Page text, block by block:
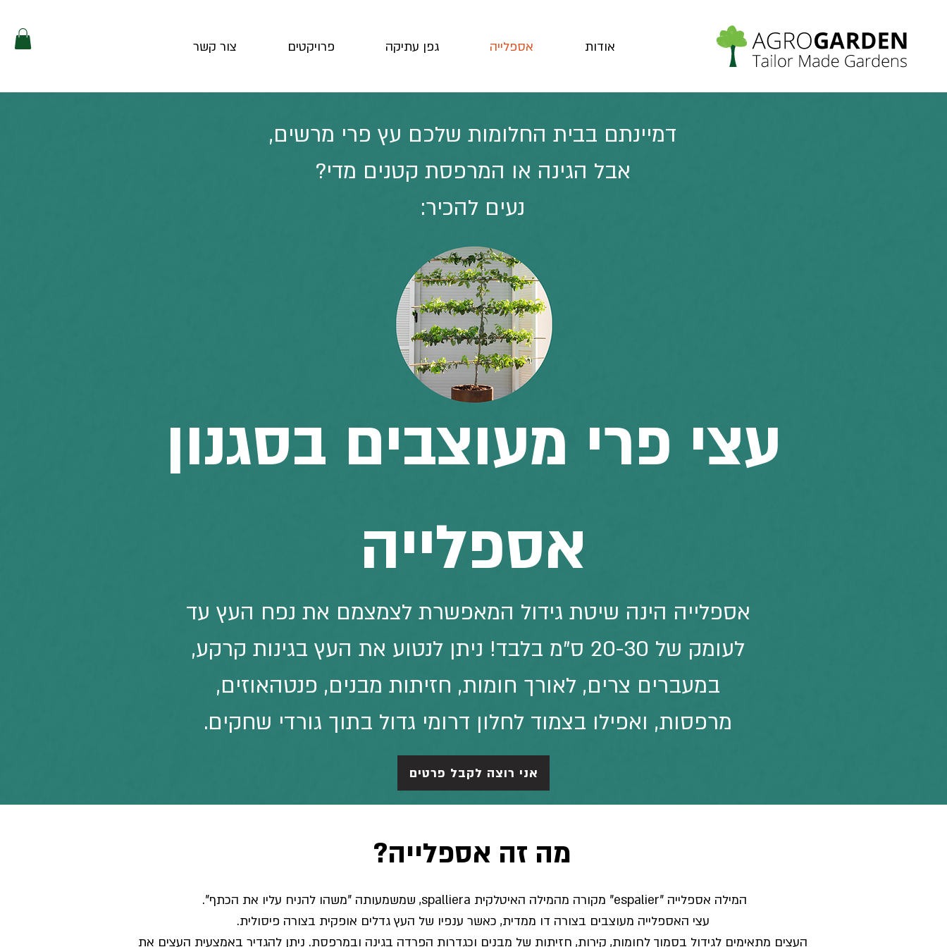
אודות אספלייה גפן עתיקה פרויקטים צור קשר
דמיינתם בבית החלומות שלכם עץ פרי מרשים,
אבל הגינה או המרפסת קטנים מדי?
נעים להכיר:
עצי פרי מעוצבים בסגנון
אספלייה
אספלייה הינה שיטת גידול המאפשרת לצמצמם את נפח העץ עד
לעומק של 20-30 ס"מ בלבד! ניתן לנטוע את העץ בגינות קרקע,
במעברים צרים, לאורך חומות, חזיתות מבנים, פנטהאוזים,
מרפסות, ואפילו בצמוד לחלון דרומי גדול בתוך גורדי שחקים.
אני רוצה לקבל פרטים
מה זה אספלייה?
המילה אספלייה "espalier" מקורה מהמילה האיטלקית spalliera, שמשמעותה "משהו להניח עליו את הכתף".
עצי האספלייה מעוצבים בצורה דו ממדית, כאשר ענפיו של העץ גדלים אופקית בצורה פיסולית.
העצים מתאימים לגידול בסמוך לחומות, קירות, חזיתות של מבנים וכגדרות הפרדה בגינה ובמרפסת. ניתן להגדיר באמצעית העצים את